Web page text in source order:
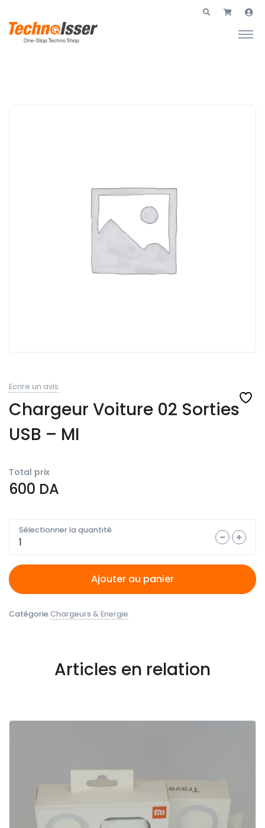
Ecrire un avis
Chargeur Voiture 02 Sorties
USB – MI
Total prix
600 DA
Sélectionner la quantité
Quantité
Ajouter au panier
Catégorie Chargeurs & Energie
Articles en relation